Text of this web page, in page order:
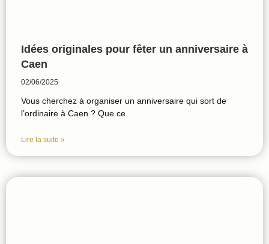
Idées originales pour fêter un anniversaire à
Caen
02/06/2025
Vous cherchez à organiser un anniversaire qui sort de
l’ordinaire à Caen ? Que ce
Lire la suite »